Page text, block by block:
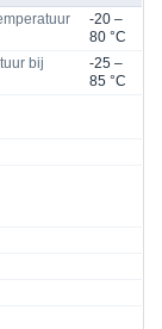
-20 –
80 °C
bij
-25 –
85 °C